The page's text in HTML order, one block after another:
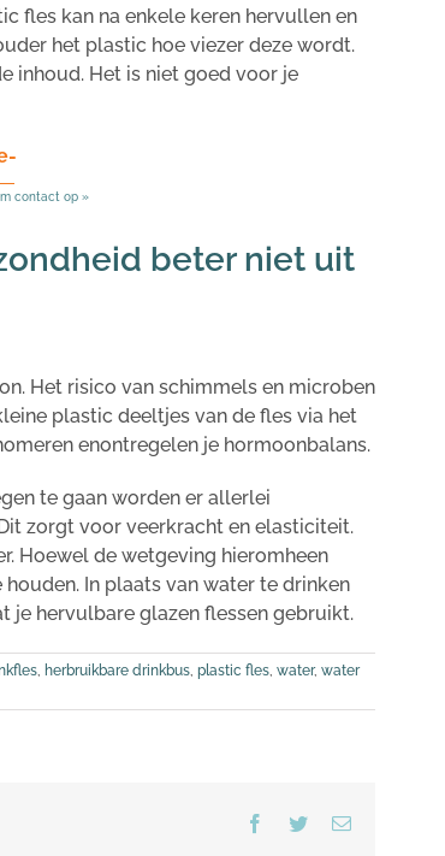
fles kan na enkele keren hervullen en
het plastic hoe viezer deze wordt.
inhoud. Het is niet goed voor je
contact op »
beter niet uit
Het risico van schimmels en microben
plastic deeltjes van de fles via het
enontregelen je hormoonbalans.
te gaan worden er allerlei
zorgt voor veerkracht en elasticiteit.
Hoewel de wetgeving hieromheen
In plaats van water te drinken
je hervulbare glazen flessen gebruikt.
herbruikbare drinkbus plastic fles water, water
Facebook
TwitterE-